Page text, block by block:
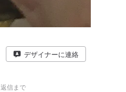
デザイナーに連絡
返信まで